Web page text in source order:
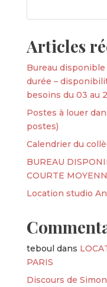
Articles
Bureau disponible
durée –
besoins du 03 au
Postes à louer
postes)
Calendrier du
BUREAU
COURTE
Location studio
teboul dans
PARIS
Discours de